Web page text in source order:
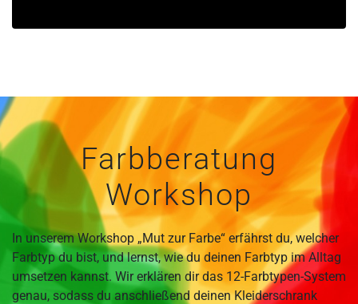
Farbberatung
Workshop
In unserem Workshop „Mut zur Farbe“ erfährst du, welcher
Farbtyp du bist, und lernst, wie du deinen Farbtyp im Alltag
umsetzen kannst. Wir erklären dir das 12-Farbtypen-System
genau, sodass du anschließend deinen Kleiderschrank